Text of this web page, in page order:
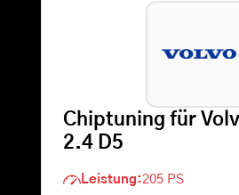
Warenkorb
Chiptuning für
2.4 D5
Leistung: 205 PS